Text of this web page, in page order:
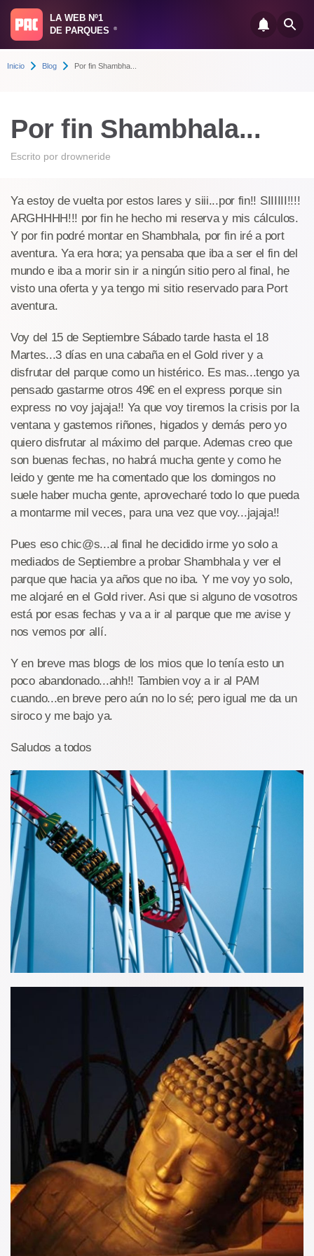
LA WEB Nº1
DE PARQUES
®
Inicio Blog Por fin Shambha...
Por fin Shambhala...
Escrito por drowneride
Ya estoy de vuelta por estos lares y siii...por fin!! SIIIIII!!!!
ARGHHHH!!! por fin he hecho mi reserva y mis cálculos.
Y por fin podré montar en Shambhala, por fin iré a port
aventura. Ya era hora; ya pensaba que iba a ser el fin del
mundo e iba a morir sin ir a ningún sitio pero al final, he
visto una oferta y ya tengo mi sitio reservado para Port
aventura.
Voy del 15 de Septiembre Sábado tarde hasta el 18
Martes...3 días en una cabaña en el Gold river y a
disfrutar del parque como un histérico. Es mas...tengo ya
pensado gastarme otros 49€ en el express porque sin
express no voy jajaja!! Ya que voy tiremos la crisis por la
ventana y gastemos riñones, higados y demás pero yo
quiero disfrutar al máximo del parque. Ademas creo que
son buenas fechas, no habrá mucha gente y como he
leido y gente me ha comentado que los domingos no
suele haber mucha gente, aprovecharé todo lo que pueda
a montarme mil veces, para una vez que voy...jajaja!!
Pues eso chic@s...al final he decidido irme yo solo a
mediados de Septiembre a probar Shambhala y ver el
parque que hacia ya años que no iba. Y me voy yo solo,
me alojaré en el Gold river. Asi que si alguno de vosotros
está por esas fechas y va a ir al parque que me avise y
nos vemos por allí.
Y en breve mas blogs de los mios que lo tenía esto un
poco abandonado...ahh!! Tambien voy a ir al PAM
cuando...en breve pero aún no lo sé; pero igual me da un
siroco y me bajo ya.
Saludos a todos